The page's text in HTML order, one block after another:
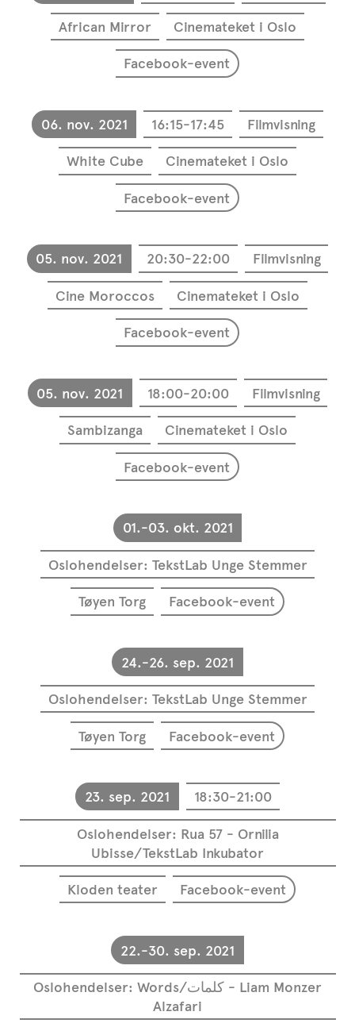
African Mirror Cinemateket i Oslo
Facebook-event
06. nov. 2021 16:15-17:45 Filmvisning
White Cube Cinemateket i Oslo
Facebook-event
05. nov. 2021 20:30-22:00 Filmvisning
Cine Moroccos Cinemateket i Oslo
Facebook-event
05. nov. 2021 18:00-20:00 Filmvisning
Sambizanga Cinemateket i Oslo
Facebook-event
01.-03. okt. 2021
Oslohendelser: TekstLab Unge Stemmer
Tøyen Torg Facebook-event
24.-26. sep. 2021
Oslohendelser: TekstLab Unge Stemmer
Tøyen Torg Facebook-event
23. sep. 2021 18:30-21:00
Oslohendelser: Rua 57 - Ornilia
Ubisse/TekstLab Inkubator
Kloden teater Facebook-event
22.-30. sep. 2021
Oslohendelser: Words/كلمات - Liam Monzer
Alzafari